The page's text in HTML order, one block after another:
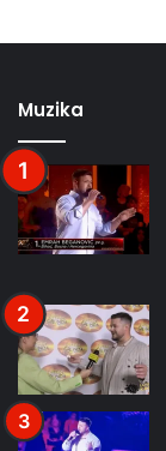
Muzika